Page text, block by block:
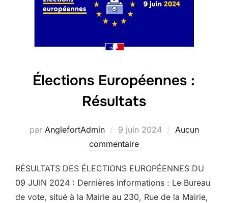
Élections Européennes :
Résultats
par AnglefortAdmin 9 juin 2024
Aucun
commentaire
RÉSULTATS DES ÉLECTIONS EUROPÉENNES DU
09 JUIN 2024 : Dernières informations : Le Bureau
de vote, situé à la Mairie au 230, Rue de la Mairie,